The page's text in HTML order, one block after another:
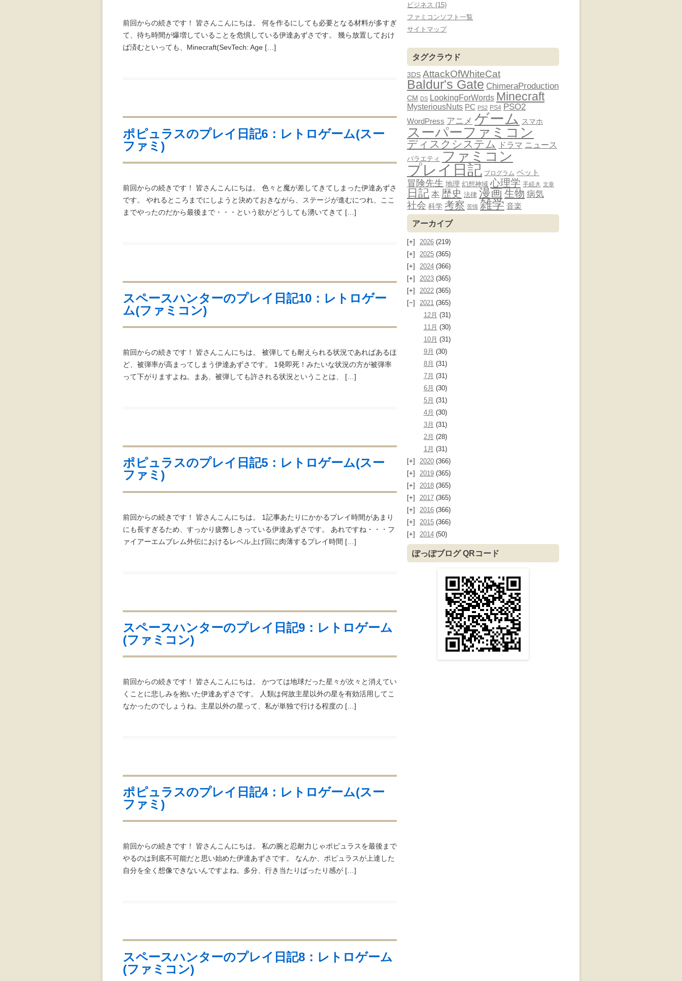
前回からの続きです！ 皆さんこんにちは。 何を作るにしても必要となる材料が多すぎ
て、待ち時間が爆増していることを危惧している伊達あずさです。 幾ら放置しておけ
ば済むといっても、Minecraft(SevTech: Age […]
ポピュラスのプレイ日記6：レトロゲーム(スー
ファミ)
前回からの続きです！ 皆さんこんにちは。 色々と魔が差してきてしまった伊達あずさ
です。 やれるところまでにしようと決めておきながら、ステージが進むにつれ、ここ
までやったのだから最後まで・・・という欲がどうしても湧いてきて […]
スペースハンターのプレイ日記10：レトロゲー
ム(ファミコン)
前回からの続きです！ 皆さんこんにちは。 被弾しても耐えられる状況であればあるほ
ど、被弾率が高まってしまう伊達あずさです。 1発即死！みたいな状況の方が被弾率
って下がりますよね。まあ、被弾しても許される状況ということは、 […]
ポピュラスのプレイ日記5：レトロゲーム(スー
ファミ)
前回からの続きです！ 皆さんこんにちは。 1記事あたりにかかるプレイ時間があまり
にも長すぎるため、すっかり疲弊しきっている伊達あずさです。 あれですね・・・フ
ァイアーエムブレム外伝におけるレベル上げ回に肉薄するプレイ時間 […]
スペースハンターのプレイ日記9：レトロゲーム
(ファミコン)
前回からの続きです！ 皆さんこんにちは。 かつては地球だった星々が次々と消えてい
くことに悲しみを抱いた伊達あずさです。 人類は何故主星以外の星を有効活用してこ
なかったのでしょうね。主星以外の星って、私が単独で行ける程度の […]
ポピュラスのプレイ日記4：レトロゲーム(スー
ファミ)
前回からの続きです！ 皆さんこんにちは。 私の腕と忍耐力じゃポピュラスを最後まで
やるのは到底不可能だと思い始めた伊達あずさです。 なんか、ポピュラスが上達した
自分を全く想像できないんですよね。多分、行き当たりばったり感が […]
スペースハンターのプレイ日記8：レトロゲーム
(ファミコン)
ビジネス (15)
ファミコンソフト一覧
サイトマップ
タグクラウド
3DS AttackOfWhiteCat
Baldur's Gate ChimeraProduction
CM DS LookingForWords Minecraft
MysteriousNuts PC PS2 PS4 PSO2
WordPress アニメ ゲーム スマホ
スーパーファミコン
ディスクシステム ドラマ ニュース
バラエティ ファミコン
プレイ日記 プログラム ペット
冒険先生 地理 幻想神域 心理学 手続き 文章
日記 本 歴史 法律 漫画 生物 病気
社会 科学 考察 苦情 雑学 音楽
アーカイブ
2026 (219)
2025 (365)
2024 (366)
2023 (365)
2022 (365)
2021 (365)
12月 (31)
11月 (30)
10月 (31)
9月 (30)
8月 (31)
7月 (31)
6月 (30)
5月 (31)
4月 (30)
3月 (31)
2月 (28)
1月 (31)
2020 (366)
2019 (365)
2018 (365)
2017 (365)
2016 (366)
2015 (366)
2014 (50)
ぽっぽブログ QRコード